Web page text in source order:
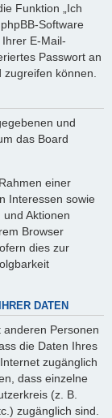
Funktion „Ich
Software
E-Mail-
Passwort an
können.
und
das Board
einer
Interessen sowie
Aktionen
Browser
dies zur
DATEN
anderen Personen
die Daten Ihres
zugänglich
dass einzelne
(z. B.
zugänglich sind.